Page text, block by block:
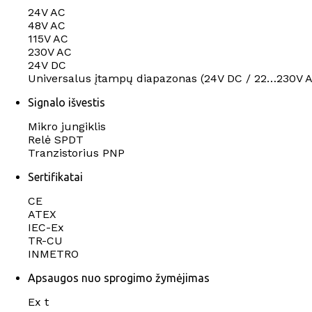
24V AC
48V AC
115V AC
230V AC
24V DC
Universalus įtampų diapazonas (24V DC / 22…230V
Signalo išvestis
Mikro jungiklis
Relė SPDT
Tranzistorius PNP
Sertifikatai
CE
ATEX
IEC-Ex
TR-CU
INMETRO
Apsaugos nuo sprogimo žymėjimas
Ex t